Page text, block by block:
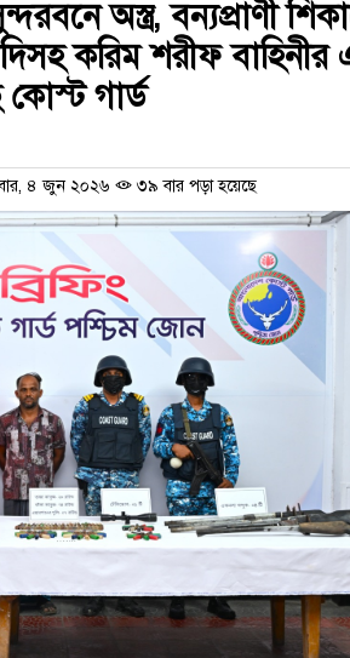
অস্ত্র, বন্যপ্রাণী
করিম শরীফ
গার্ড
৪ জুন ২০২৬ ৩৯ বার পড়া হয়েছে